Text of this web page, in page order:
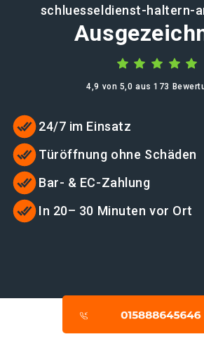
schluesseldienst-haltern-
4,9 von 5,0 aus 173
24/7 im Einsatz
Türöffnung ohne Schäden
Bar- & EC-Zahlung
In 20– 30 Minuten vor Ort